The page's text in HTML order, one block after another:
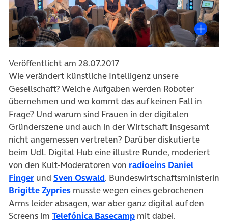
Veröffentlicht am 28.07.2017
Wie verändert künstliche Intelligenz unsere
Gesellschaft? Welche Aufgaben werden Roboter
übernehmen und wo kommt das auf keinen Fall in
Frage? Und warum sind Frauen in der digitalen
Gründerszene und auch in der Wirtschaft insgesamt
nicht angemessen vertreten? Darüber diskutierte
beim UdL Digital Hub eine illustre Runde, moderiert
von den Kult-Moderatoren von radioeins Daniel
Finger und Sven Oswald. Bundeswirtschaftsministerin
Brigitte Zypries musste wegen eines gebrochenen
Arms leider absagen, war aber ganz digital auf den
Screens im Telefónica Basecamp mit dabei.